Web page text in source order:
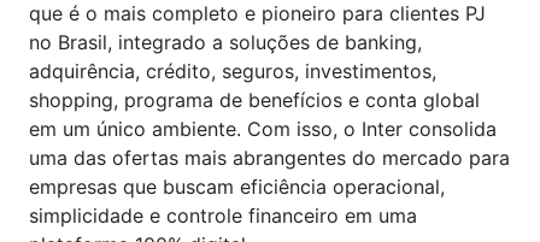
que é o mais completo e pioneiro para clientes PJ
no Brasil, integrado a soluções de banking,
adquirência, crédito, seguros, investimentos,
shopping, programa de benefícios e conta global
em um único ambiente. Com isso, o Inter consolida
uma das ofertas mais abrangentes do mercado para
empresas que buscam eficiência operacional,
simplicidade e controle financeiro em uma